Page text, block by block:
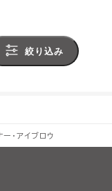
絞り込み
ー・アイブロウ